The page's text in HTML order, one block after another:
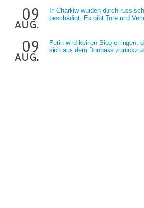
09
aug.
In Charkiw wurden durch
beschädigt: Es gibt Tote und
09
aug.
Putin wird keinen Sieg erringen,
sich aus dem Donbass